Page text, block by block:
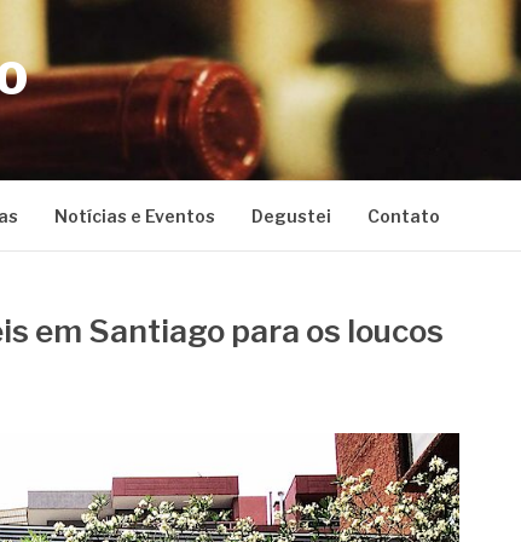
Notícias e Eventos Degustei Contato
em Santiago para os loucos